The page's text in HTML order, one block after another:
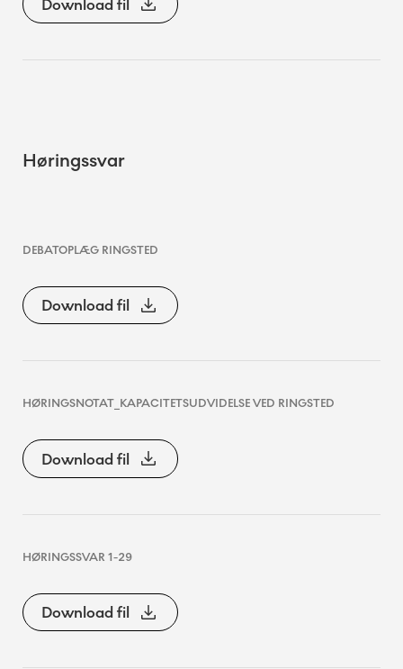
Download fil
Høringssvar
DEBATOPLÆG RINGSTED
Download fil
HØRINGSNOTAT_KAPACITETSUDVIDELSE VED RINGSTED
Download fil
HØRINGSSVAR 1-29
Download fil